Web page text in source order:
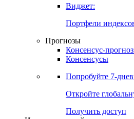
Бензин
Soft Commodities
Виджет:
Портфели индексов
Прогнозы
Консенсусы
Попробуйте7-